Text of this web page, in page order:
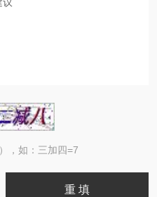
，如：三加四=7